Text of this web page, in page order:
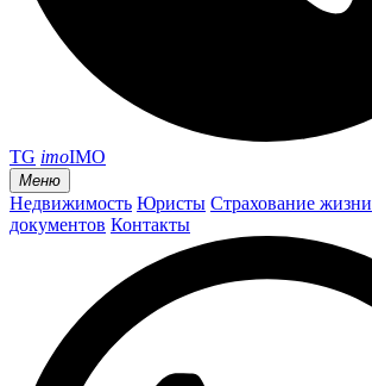
TG imoIMO
Меню
Недвижимость Юристы Страхование жизни
документов Контакты